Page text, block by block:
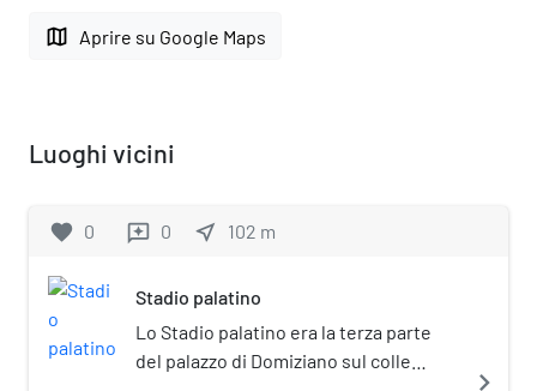
map Aprire su Google Maps
Luoghi vicini
favorite 0 reviews 0 near_me 102 m
Stadio palatino
Lo Stadio palatino era la terza parte
del palazzo di Domiziano sul colle
navigate_next